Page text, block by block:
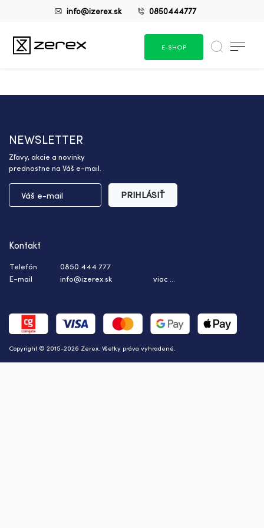
info@izerex.sk 0850444777
E-SHOP
NEWSLETTER
Zľavy, akcie a novinky
prednostne na Váš e-mail.
PRIHLÁSIŤ
Copyright © 2015-2026 Zerex. Všetky práva vyhradené.
Kontakt
Telefón
0850 444 777
E-mail
info@izerex.sk viac ...